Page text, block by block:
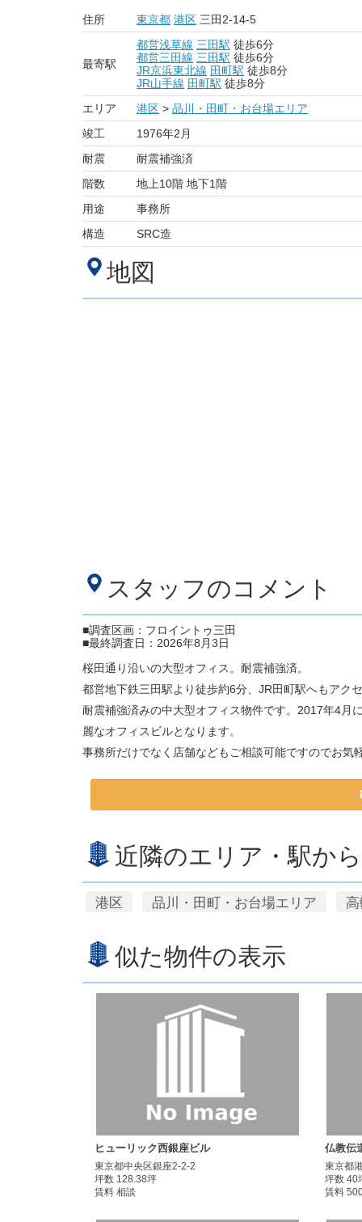
住所 東京都 港区 三田2-14-5
最寄駅
都営浅草線 三田駅 徒歩6分
都営三田線 三田駅 徒歩6分
JR京浜東北線 田町駅 徒歩8分
JR山手線 田町駅 徒歩8分
エリア
港区 > 品川・田町・お台場エリア
竣工
1976年2月
耐震
耐震補強済
階数
地上10階 地下1階
用途
事務所
構造
SRC造
地図
スタッフのコメント
■調査区画：フロイントゥ三田
■最終調査日：2026年8月3日
桜田通り沿いの大型オフィス。耐震補強済。
都営地下鉄三田駅より徒歩約6分、JR田町駅へもアク
耐震補強済みの中大型オフィス物件です。2017年4月
麗なオフィスビルとなります。
事務所だけでなく店舗などもご相談可能ですのでお気
近隣のエリア・駅か
港区 品川・田町・お台場エリア
似た物件の表示
ヒューリック西銀座ビル
東京都中央区銀座2-2-2
坪数 128.38坪
賃料 相談
仏教伝
東京都
坪数 40
賃料